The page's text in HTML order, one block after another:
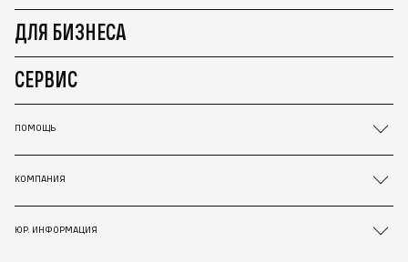
ДЛЯ БИЗНЕСА
СЕРВИС
ПОМОЩЬ
КОМПАНИЯ
ЮР. ИНФОРМАЦИЯ